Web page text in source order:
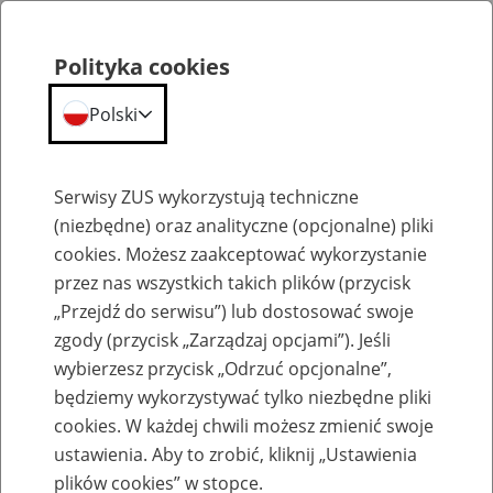
Szkolenia
Zaproś ZUS do siebie: Aktywni 50+
Polityka cookies
Polski
Serwisy ZUS wykorzystują techniczne
(niezbędne) oraz analityczne (opcjonalne) pliki
cookies. Możesz zaakceptować wykorzystanie
przez nas wszystkich takich plików (przycisk
„Przejdź do serwisu”) lub dostosować swoje
zgody (przycisk „Zarządzaj opcjami”). Jeśli
wybierzesz przycisk „Odrzuć opcjonalne”,
będziemy wykorzystywać tylko niezbędne pliki
cookies. W każdej chwili możesz zmienić swoje
ustawienia. Aby to zrobić, kliknij „Ustawienia
plików cookies” w stopce.